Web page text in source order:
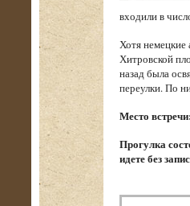
входили в
Хотя немецкие
Хитровской
назад была
переулки. По
Место
Прогулка
идете без